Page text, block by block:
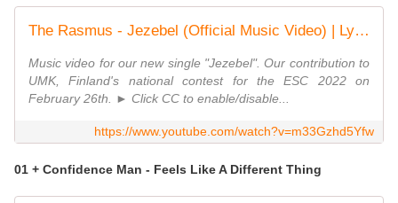
The Rasmus - Jezebel (Official Music Video) | Lyrics
Music video for our new single "Jezebel". Our contribution to
UMK, Finland's national contest for the ESC 2022 on
February 26th. ► Click CC to enable/disable...
https://www.youtube.com/watch?v=m33Gzhd5Yfw
01 + Confidence Man - Feels Like A Different Thing